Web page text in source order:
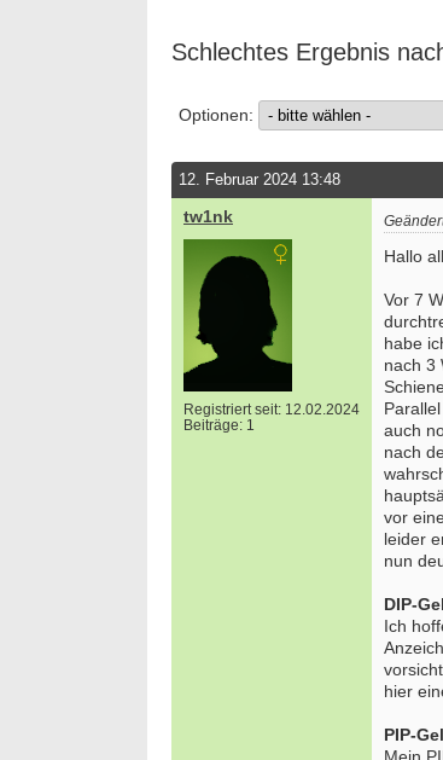
Schlechtes Ergebnis
Optionen:
12. Februar 2024 13:48
tw1nk
Registriert seit: 12.02.2024
Beiträge: 1
Hallo
Vor 7
habe
nach 3
auch
nach
vor
leider
nun
DIP-
Ich
hier
PIP-